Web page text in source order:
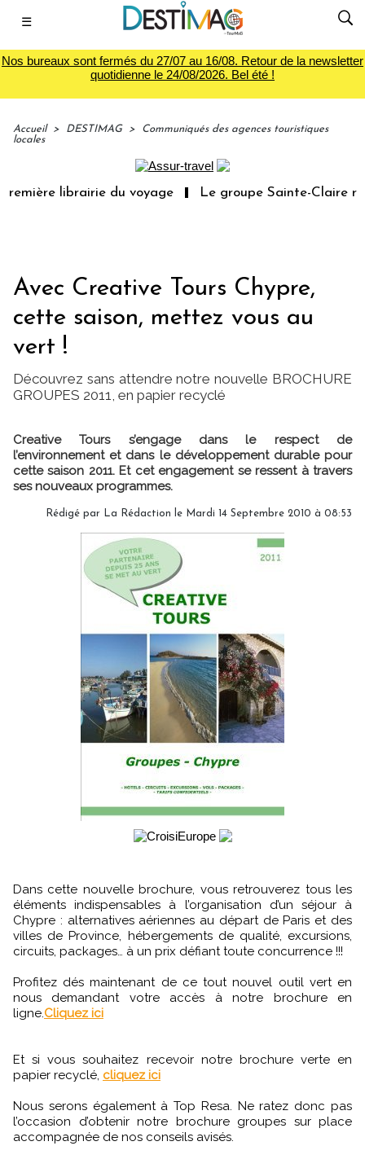
☰
Nos bureaux sont fermés du 27/07 au 16/08. Retour de la newsletter
quotidienne le 24/08/2026. Bel été !
Accueil > DESTIMAG >
Communiqués des agences touristiques
locales
librairie du voyage Le groupe Sainte-Claire
Avec Creative Tours Chypre,
cette saison, mettez vous au
vert !
Découvrez sans attendre notre nouvelle BROCHURE
GROUPES 2011, en papier recyclé
Creative Tours s’engage dans le respect de
l’environnement et dans le développement durable pour
cette saison 2011. Et cet engagement se ressent à travers
ses nouveaux programmes.
Rédigé par La Rédaction le Mardi 14 Septembre 2010 à 08:53
Dans cette nouvelle brochure, vous retrouverez tous les
éléments indispensables à l’organisation d’un séjour à
Chypre : alternatives aériennes au départ de Paris et des
villes de Province, hébergements de qualité, excursions,
circuits, packages… à un prix défiant toute concurrence !!!
Profitez dés maintenant de ce tout nouvel outil vert en
nous demandant votre accès à notre brochure en
ligne. Cliquez ici
Et si vous souhaitez recevoir notre brochure verte en
papier recyclé, cliquez ici
Nous serons également à Top Resa. Ne ratez donc pas
l’occasion d’obtenir notre brochure groupes sur place
accompagnée de nos conseils avisés.